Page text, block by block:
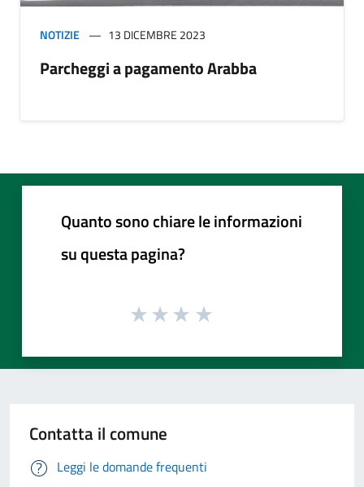
NOTIZIE 13 DICEMBRE 2023
Parcheggi a pagamento Arabba
Quanto sono chiare le informazioni
su questa pagina?
Contatta il comune
Leggi le domande frequenti